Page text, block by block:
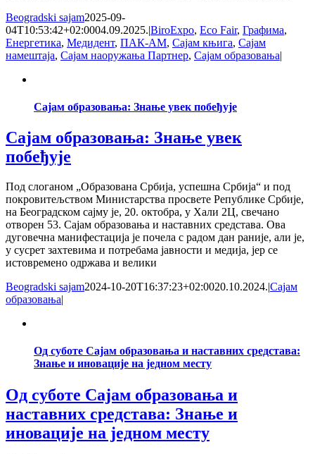
Beogradski sajam2025-09-
04T10:53:42+02:0004.09.2025.|BiroExpo, Eco Fair, Графима,
Енергетика, Медидент, ПАК-АМ, Сајам књига, Сајам
намештаја, Сајам наоружања Партнер, Сајам образовања|
Сајам образовања: Знање увек побеђује
Сајам образовања: Знање увек
побеђује
Под слоганом „Образована Србија, успешна Србија“ и под
покровитељством Министарства просвете Републике Србије,
на Београдском сајму је, 20. октобра, у Хали 2Ц, свечано
отворен 53. Сајам образовања и наставних средстава. Ова
дуговечна манифестација је почела с радом дан раније, али је,
у сусрет захтевима и потребама јавности и медија, јер се
истовремено одржава и велики
Beogradski sajam2024-10-20T16:37:23+02:0020.10.2024.|Сајам
образовања|
Од суботе Сајам образовања и наставних средстава:
Знање и иновације на једном месту
Од суботе Сајам образовања и
наставних средстава: Знање и
иновације на једном месту